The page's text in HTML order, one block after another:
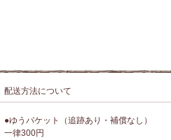
配送方法について
●ゆうパケット（追跡あり・補償なし）
一律300円